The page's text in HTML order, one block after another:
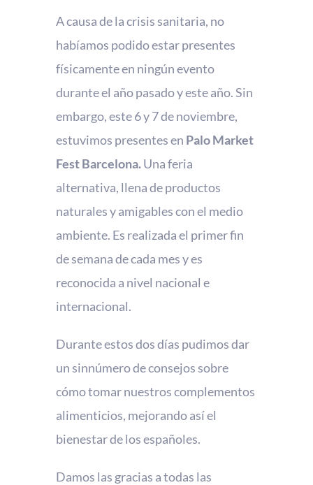
A causa de la crisis sanitaria, no
habíamos podido estar presentes
físicamente en ningún evento
durante el año pasado y este año. Sin
embargo, este 6 y 7 de noviembre,
estuvimos presentes en Palo Market
Fest Barcelona.Una feria
alternativa, llena de productos
naturales y amigables con el medio
ambiente. Es realizada el primer fin
de semana de cada mes y es
reconocida a nivel nacional e
internacional.
Durante estos dos días pudimos dar
un sinnúmero de consejos sobre
cómo tomar nuestros complementos
alimenticios, mejorando así el
bienestar de los españoles.
Damos las gracias a todas las